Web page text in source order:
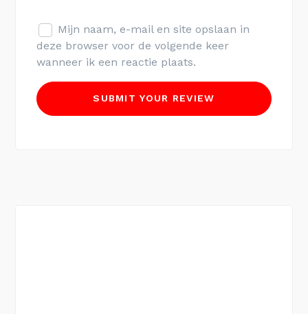
Mijn naam, e-mail en site opslaan in
deze browser voor de volgende keer
wanneer ik een reactie plaats.